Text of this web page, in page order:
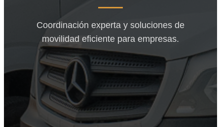
Coordinación experta y soluciones de
movilidad eficiente para empresas.